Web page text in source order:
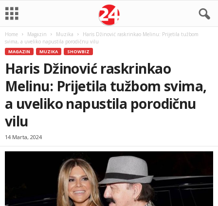
Home Magazin Muzika
Haris Džinović raskrinkao Melinu: Prijetila tužbom
svima, a uveliko napustila porodičnu vilu
MAGAZIN MUZIKA SHOWBIZ
Haris Džinović raskrinkao
Melinu: Prijetila tužbom svima,
a uveliko napustila porodičnu
vilu
14 Marta, 2024